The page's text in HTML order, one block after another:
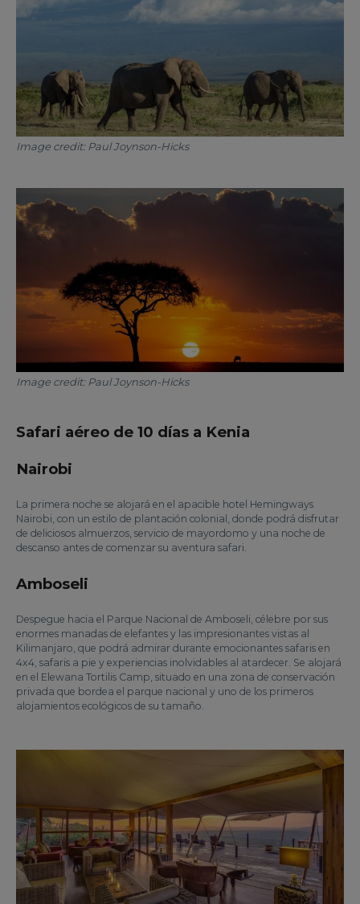
Image credit: Paul Joynson-Hicks
Image credit: Paul Joynson-Hicks
Safari aéreo de 10 días a Kenia
Nairobi
La primera noche se alojará en el apacible hotel Hemingways
Nairobi, con un estilo de plantación colonial, donde podrá disfrutar
de deliciosos almuerzos, servicio de mayordomo y una noche de
descanso antes de comenzar su aventura safari.
Amboseli
Despegue hacia el Parque Nacional de Amboseli, célebre por sus
enormes manadas de elefantes y las impresionantes vistas al
Kilimanjaro, que podrá admirar durante emocionantes safaris en
4x4, safaris a pie y experiencias inolvidables al atardecer. Se alojará
en el Elewana Tortilis Camp, situado en una zona de conservación
privada que bordea el parque nacional y uno de los primeros
alojamientos ecológicos de su tamaño.